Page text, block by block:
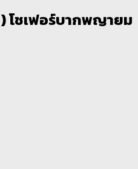
โชเฟอร์บากพญายม